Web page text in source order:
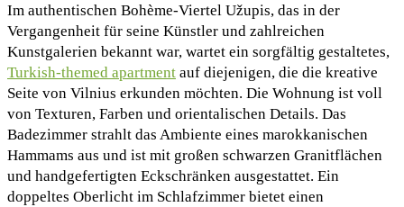
Im authentischen Bohème-Viertel Užupis, das in der
Vergangenheit für seine Künstler und zahlreichen
Kunstgalerien bekannt war, wartet ein sorgfältig gestaltetes,
Turkish-themed apartment auf diejenigen, die die kreative
Seite von Vilnius erkunden möchten. Die Wohnung ist voll
von Texturen, Farben und orientalischen Details. Das
Badezimmer strahlt das Ambiente eines marokkanischen
Hammams aus und ist mit großen schwarzen Granitflächen
und handgefertigten Eckschränken ausgestattet. Ein
doppeltes Oberlicht im Schlafzimmer bietet einen